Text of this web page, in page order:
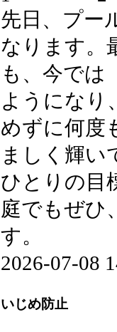
先日、プー
なります。
も、今では
ようになり
めずに何度
ましく輝い
ひとりの目
庭でもぜひ
す。
2026-07-08
いじめ防止